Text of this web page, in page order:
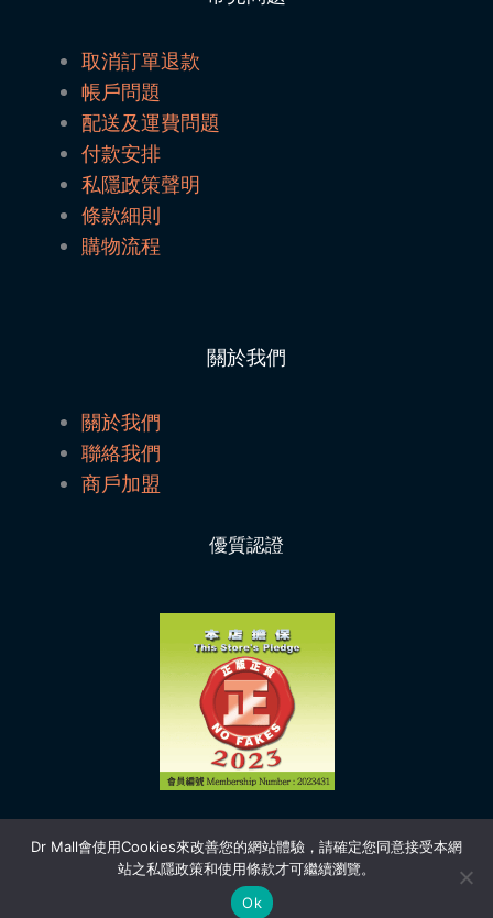
取消訂單退款
帳戶問題
配送及運費問題
付款安排
私隱政策聲明
條款細則
購物流程
關於我們
關於我們
聯絡我們
商戶加盟
優質認證
Copyright © 2026 | Dr Mall
Dr Mall會使用Cookies來改善您的網站體驗，請確定您同意接受本網
站之私隱政策和使用條款才可繼續瀏覽。
Ok